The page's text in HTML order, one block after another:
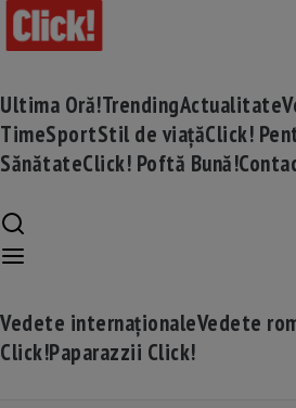
Ultima Oră!TrendingActualitate
TimeSportStil de viațăClick!
SănătateClick! Poftă Bună!
Vedete internaționaleVedete
Click!Paparazzii Click!